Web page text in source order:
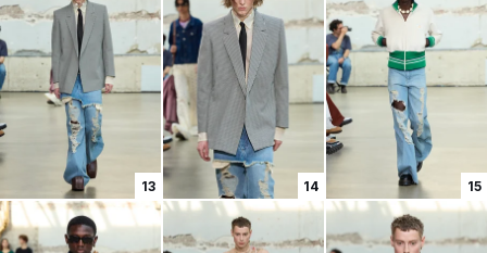
13 14 15